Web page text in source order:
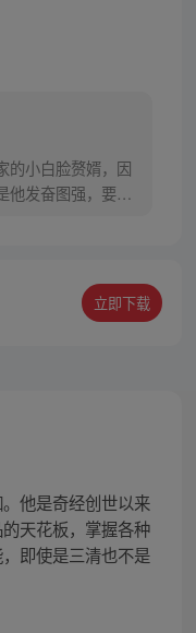
的小白脸赘婿，因
他发奋图强，要找
你！（每周五、周
立即下载
他是奇经创世以来
天花板，掌握各种
即使是三清也不是